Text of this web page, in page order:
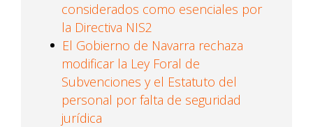
considerados como esenciales por
la Directiva NIS2
El Gobierno de Navarra rechaza
modificar la Ley Foral de
Subvenciones y el Estatuto del
personal por falta de seguridad
jurídica